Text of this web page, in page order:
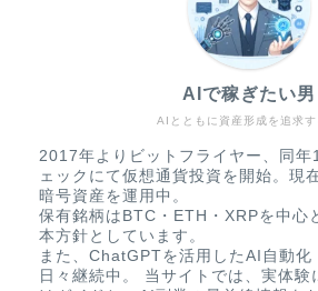
AIとともに資産形成を追求す
AIで稼ぎたい男
2017年よりビットフライヤー、同年
ェックにて仮想通貨投資を開始。現
暗号資産を運用中。
保有銘柄はBTC・ETH・XRPを中心
本方針としています。
また、ChatGPTを活用したAI自動化
日々継続中。 当サイトでは、実体験